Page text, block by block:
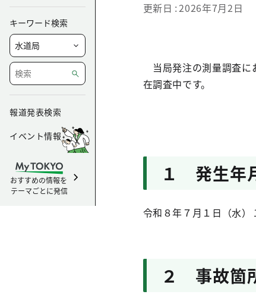
キーワード検索
報道発表検索
イベント情報
おすすめの情報を
テーマごとに発信
更新日 2026年7月2日
当局発注の測量調査に
在調査中です。
１ 発生年
令和８年７月１日（水）
２ 事故箇